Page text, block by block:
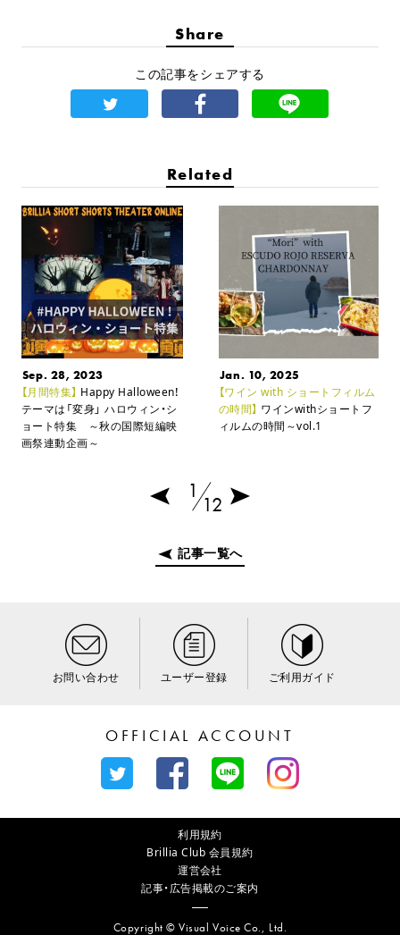
Share
この記事をシェアする
Related
Sep. 28, 2023
【月間特集】 Happy Halloween！
テーマは「変身」ハロウィン・シ
ョート特集 ～秋の国際短編映
画祭連動企画～
Jan. 10, 2025
【ワイン with ショートフィルム
の時間】 ワインwithショートフ
ィルムの時間～vol.1
1
12
記事一覧へ
お問い合わせ ユーザー登録 ご利用ガイド
OFFICIAL ACCOUNT
利用規約
Brillia Club 会員規約
運営会社
記事・広告掲載のご案内
Copyright © Visual Voice Co., Ltd.